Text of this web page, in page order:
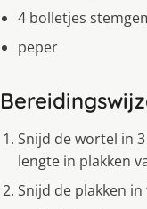
4 bolletjes
peper
Snijd de wortel in
lengte in plakken
Snijd de plakken